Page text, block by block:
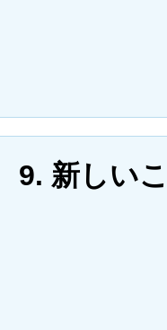
9. 新しい